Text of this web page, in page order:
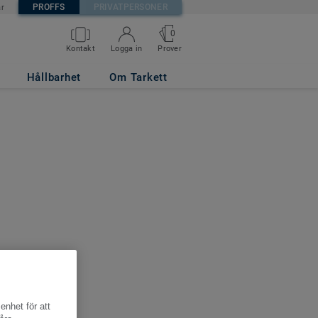
PROFFS PRIVATPERSONER
Kontakt Logga in
0
Prover
Hållbarhet Om Tarkett
för att